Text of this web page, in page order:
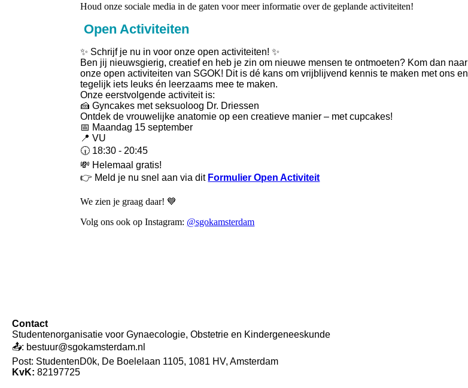
Houd onze sociale media in de gaten voor meer informatie over de geplande activiteiten!
Open Activiteiten
✨ Schrijf je nu in voor onze open activiteiten! ✨
Ben jij nieuwsgierig, creatief en heb je zin om nieuwe mensen te ontmoeten? Kom dan naar
onze open activiteiten van SGOK! Dit is dé kans om vrijblijvend kennis te maken met ons en
tegelijk iets leuks én leerzaams mee te maken.
Onze eerstvolgende activiteit is:
🍰 Gyncakes met seksuoloog Dr. Driessen
Ontdek de vrouwelijke anatomie op een creatieve manier – met cupcakes!
📅 Maandag 15 september
📍 VU
🕡 18:30 - 20:45
💸 Helemaal gratis!
👉 Meld je nu snel aan via dit Formulier Open Activiteit
We zien je graag daar! 💙
Volg ons ook op Instagram: @sgokamsterdam
Contact
Studentenorganisatie voor Gynaecologie, Obstetrie en Kindergeneeskunde
📤: bestuur@sgokamsterdam.nl
Post: StudentenD0k, De Boelelaan 1105, 1081 HV, Amsterdam
KvK: 82197725